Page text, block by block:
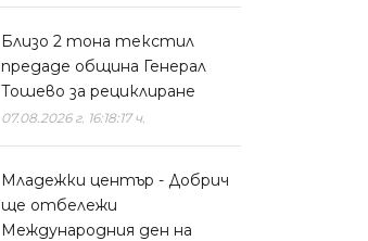
Близо 2 тона текстил
предаде община Генерал
Тошево за рециклиране
07.08.2026 г. 16:18:17 ч.
Младежки център - Добрич
ще отбележи
Международния ден на